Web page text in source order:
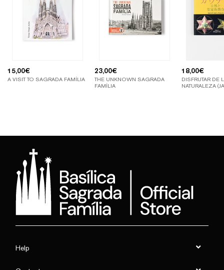
15,00€
A VISIT TO SAGRADA FAMÍLIA
23,00€
THE UNKNOWN SAGRADA
FAMÍLIA
18,00€
DISFRUTAR DE
NATURALEZA
Help